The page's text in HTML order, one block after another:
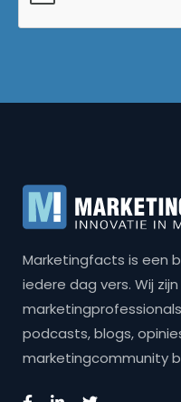
Marketingfacts is een
iedere dag vers. Wij
podcasts, blogs,
marketingcommunity